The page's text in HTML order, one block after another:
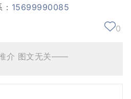
15699990085
0
介 图文无关——